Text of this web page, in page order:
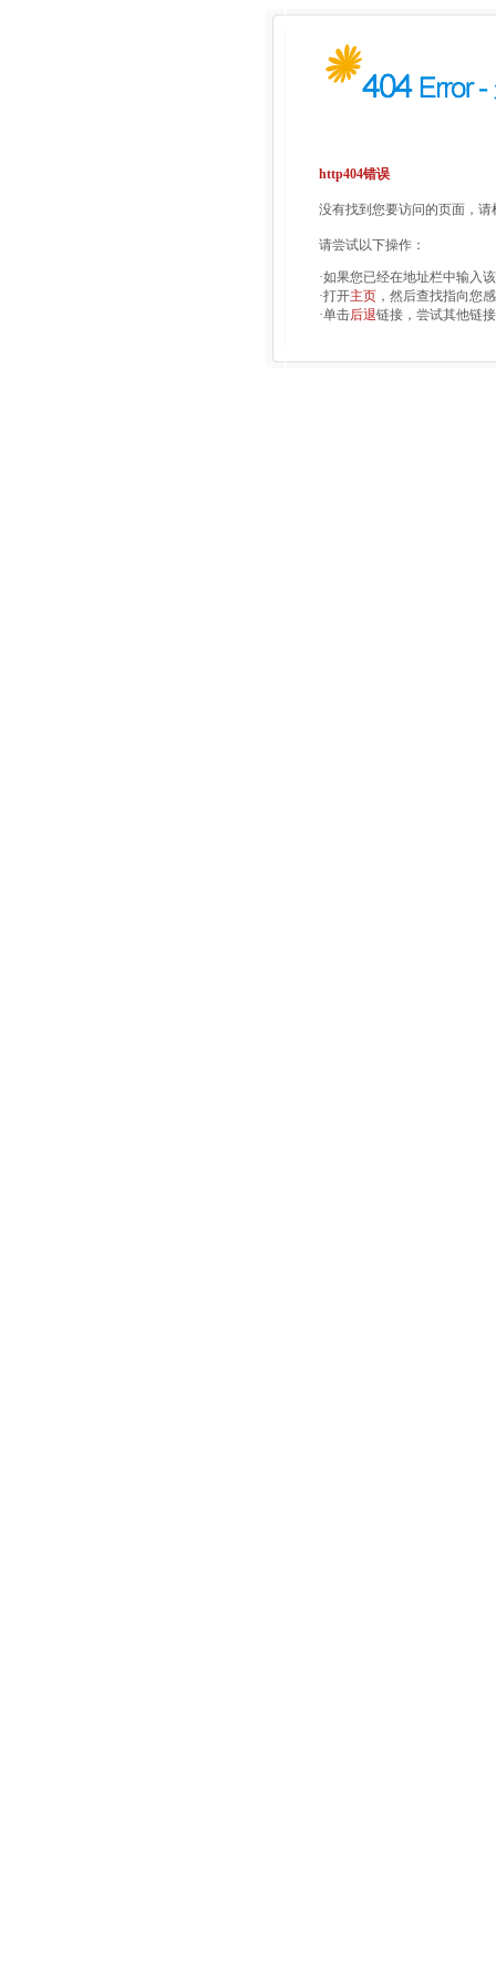
http404错误
没有找到您要访问的页面，
请尝试以下操作：
·如果您已经在地址栏中输入
·打开主页 ，然后查找指向您
·单击后退链接，尝试其他链